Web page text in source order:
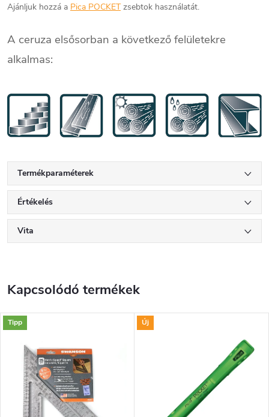
Ajánljuk hozzá a Pica POCKETzsebtok használatát.
A ceruza elsősorban a következő felületekre
alkalmas:
Termékparaméterek
Értékelés
Vita
Kapcsolódó termékek
Tipp Új